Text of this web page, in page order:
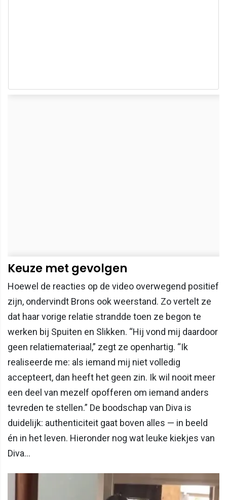
Keuze met gevolgen
Hoewel de reacties op de video overwegend positief
zijn, ondervindt Brons ook weerstand. Zo vertelt ze
dat haar vorige relatie strandde toen ze begon te
werken bij Spuiten en Slikken. “Hij vond mij daardoor
geen relatiemateriaal,” zegt ze openhartig. “Ik
realiseerde me: als iemand mij niet volledig
accepteert, dan heeft het geen zin. Ik wil nooit meer
een deel van mezelf opofferen om iemand anders
tevreden te stellen.” De boodschap van Diva is
duidelijk: authenticiteit gaat boven alles — in beeld
én in het leven. Hieronder nog wat leuke kiekjes van
Diva...